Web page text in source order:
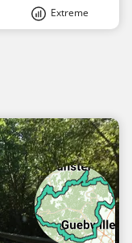
Extreme